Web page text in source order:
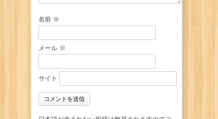
名前 ※
メール ※
サイト